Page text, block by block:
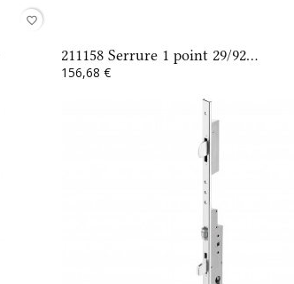
favorite_border
211158 Serrure 1 point 29/92...
156,68 €